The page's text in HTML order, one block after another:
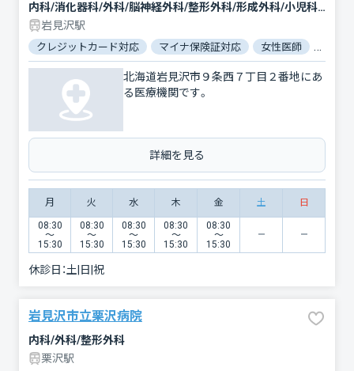
内科/消化器科/外科/脳神経外科/整形外科/形成外科/小児科/産婦人科/眼科/耳鼻咽喉科/皮膚科/泌尿器科/精神科・神経科/放射線科/麻酔科
岩見沢駅
クレジットカード対応 マイナ保険証対応 女性医師
北海道岩見沢市９条西７丁目２番地にあ
る医療機関です。
詳細を見る
月 火 水 木 金 土 日
08:30
〜
15:30
08:30
〜
15:30
08:30
〜
15:30
08:30
〜
15:30
08:30
〜
15:30
休診日：土|日|祝
岩見沢市立栗沢病院
内科/外科/整形外科
栗沢駅